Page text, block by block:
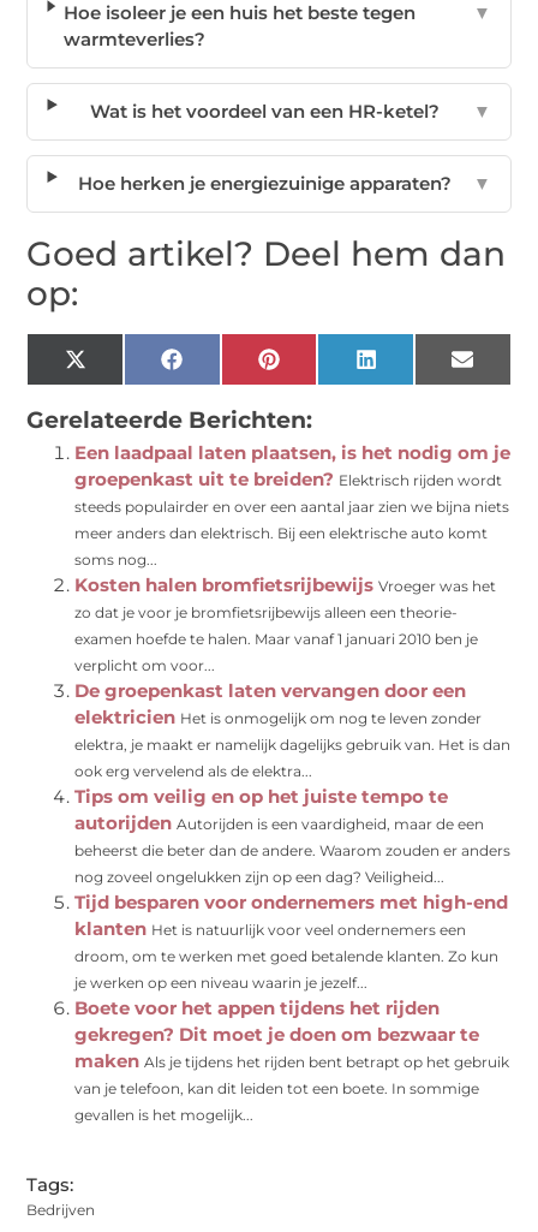
Hoe isoleer je een huis het beste tegen
warmteverlies?
▼
Wat is het voordeel van een HR-ketel? ▼
Hoe herken je energiezuinige apparaten? ▼
Goed artikel? Deel hem dan
op:
X
(Twitter)
Facebook Pinterest LinkedIn Email
Gerelateerde Berichten:
Een laadpaal laten plaatsen, is het nodig om je
groepenkast uit te breiden? Elektrisch rijden wordt
steeds populairder en over een aantal jaar zien we bijna niets
meer anders dan elektrisch. Bij een elektrische auto komt
soms nog...
Kosten halen bromfietsrijbewijs Vroeger was het
zo dat je voor je bromfietsrijbewijs alleen een theorie-
examen hoefde te halen. Maar vanaf 1 januari 2010 ben je
verplicht om voor...
De groepenkast laten vervangen door een
elektricien Het is onmogelijk om nog te leven zonder
elektra, je maakt er namelijk dagelijks gebruik van. Het is dan
ook erg vervelend als de elektra...
Tips om veilig en op het juiste tempo te
autorijden Autorijden is een vaardigheid, maar de een
beheerst die beter dan de andere. Waarom zouden er anders
nog zoveel ongelukken zijn op een dag? Veiligheid...
Tijd besparen voor ondernemers met high-end
klanten Het is natuurlijk voor veel ondernemers een
droom, om te werken met goed betalende klanten. Zo kun
je werken op een niveau waarin je jezelf...
Boete voor het appen tijdens het rijden
gekregen? Dit moet je doen om bezwaar te
maken Als je tijdens het rijden bent betrapt op het gebruik
van je telefoon, kan dit leiden tot een boete. In sommige
gevallen is het mogelijk...
Tags:
Bedrijven